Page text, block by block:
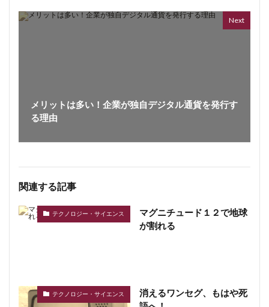
Next
メリットは多い！企業が独自デジタル通貨を発行す
る理由
関連する記事
テクノロジー・サイエンス
マグニチュード１２で地球
が割れる
テクノロジー・サイエンス
消えるワンセグ、もはや死